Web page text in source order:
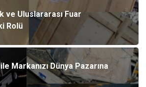
ve Uluslararası Fuar
Rolü
Markanızı Dünya Pazarına